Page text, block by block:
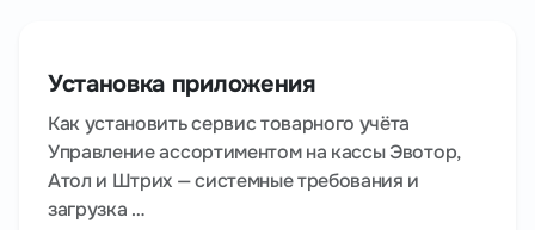
Установка приложения
Как установить сервис товарного учёта
Управление ассортиментом на кассы Эвотор,
Атол и Штрих — системные требования и
загрузка …